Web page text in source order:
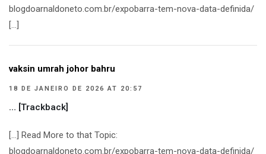
blogdoarnaldoneto.com.br/expobarra-tem-nova-data-definida/
[…]
vaksin umrah johor bahru
18 DE JANEIRO DE 2026 AT 20:57
… [Trackback]
[…] Read More to that Topic:
blogdoarnaldoneto.com.br/expobarra-tem-nova-data-definida/